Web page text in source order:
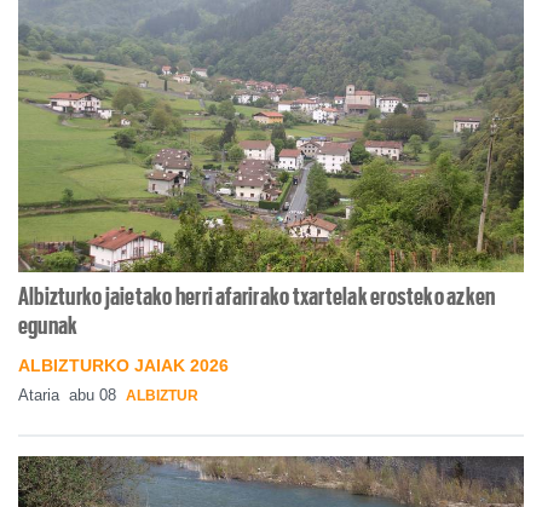
Albizturko jaietako herri afarirako txartelak erosteko azken
egunak
ALBIZTURKO JAIAK 2026
Ataria abu 08 ALBIZTUR